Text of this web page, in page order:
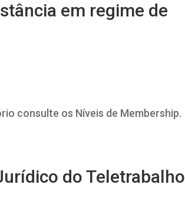
em regime de
consulte os Níveis de Membership.
do Teletrabalho